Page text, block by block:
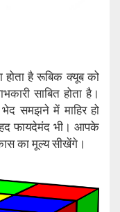
होता है रूबिक क्यूब को
साबित होता है।
समझने में माहिर हो
फायदेमंद भी। आपके
का मूल्य सीखेंगे।